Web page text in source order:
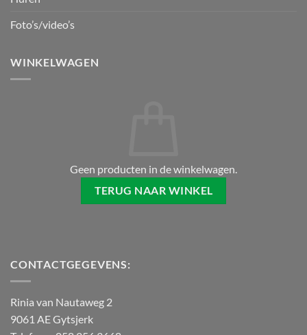
Foto’s/video’s
WINKELWAGEN
Geen producten in de winkelwagen.
TERUG NAAR WINKEL
CONTACTGEGEVENS:
Rinia van Nautaweg 2
9061 AE Gytsjerk